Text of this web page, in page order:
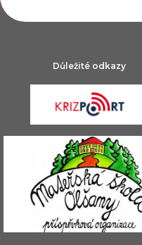
Důležité odkazy